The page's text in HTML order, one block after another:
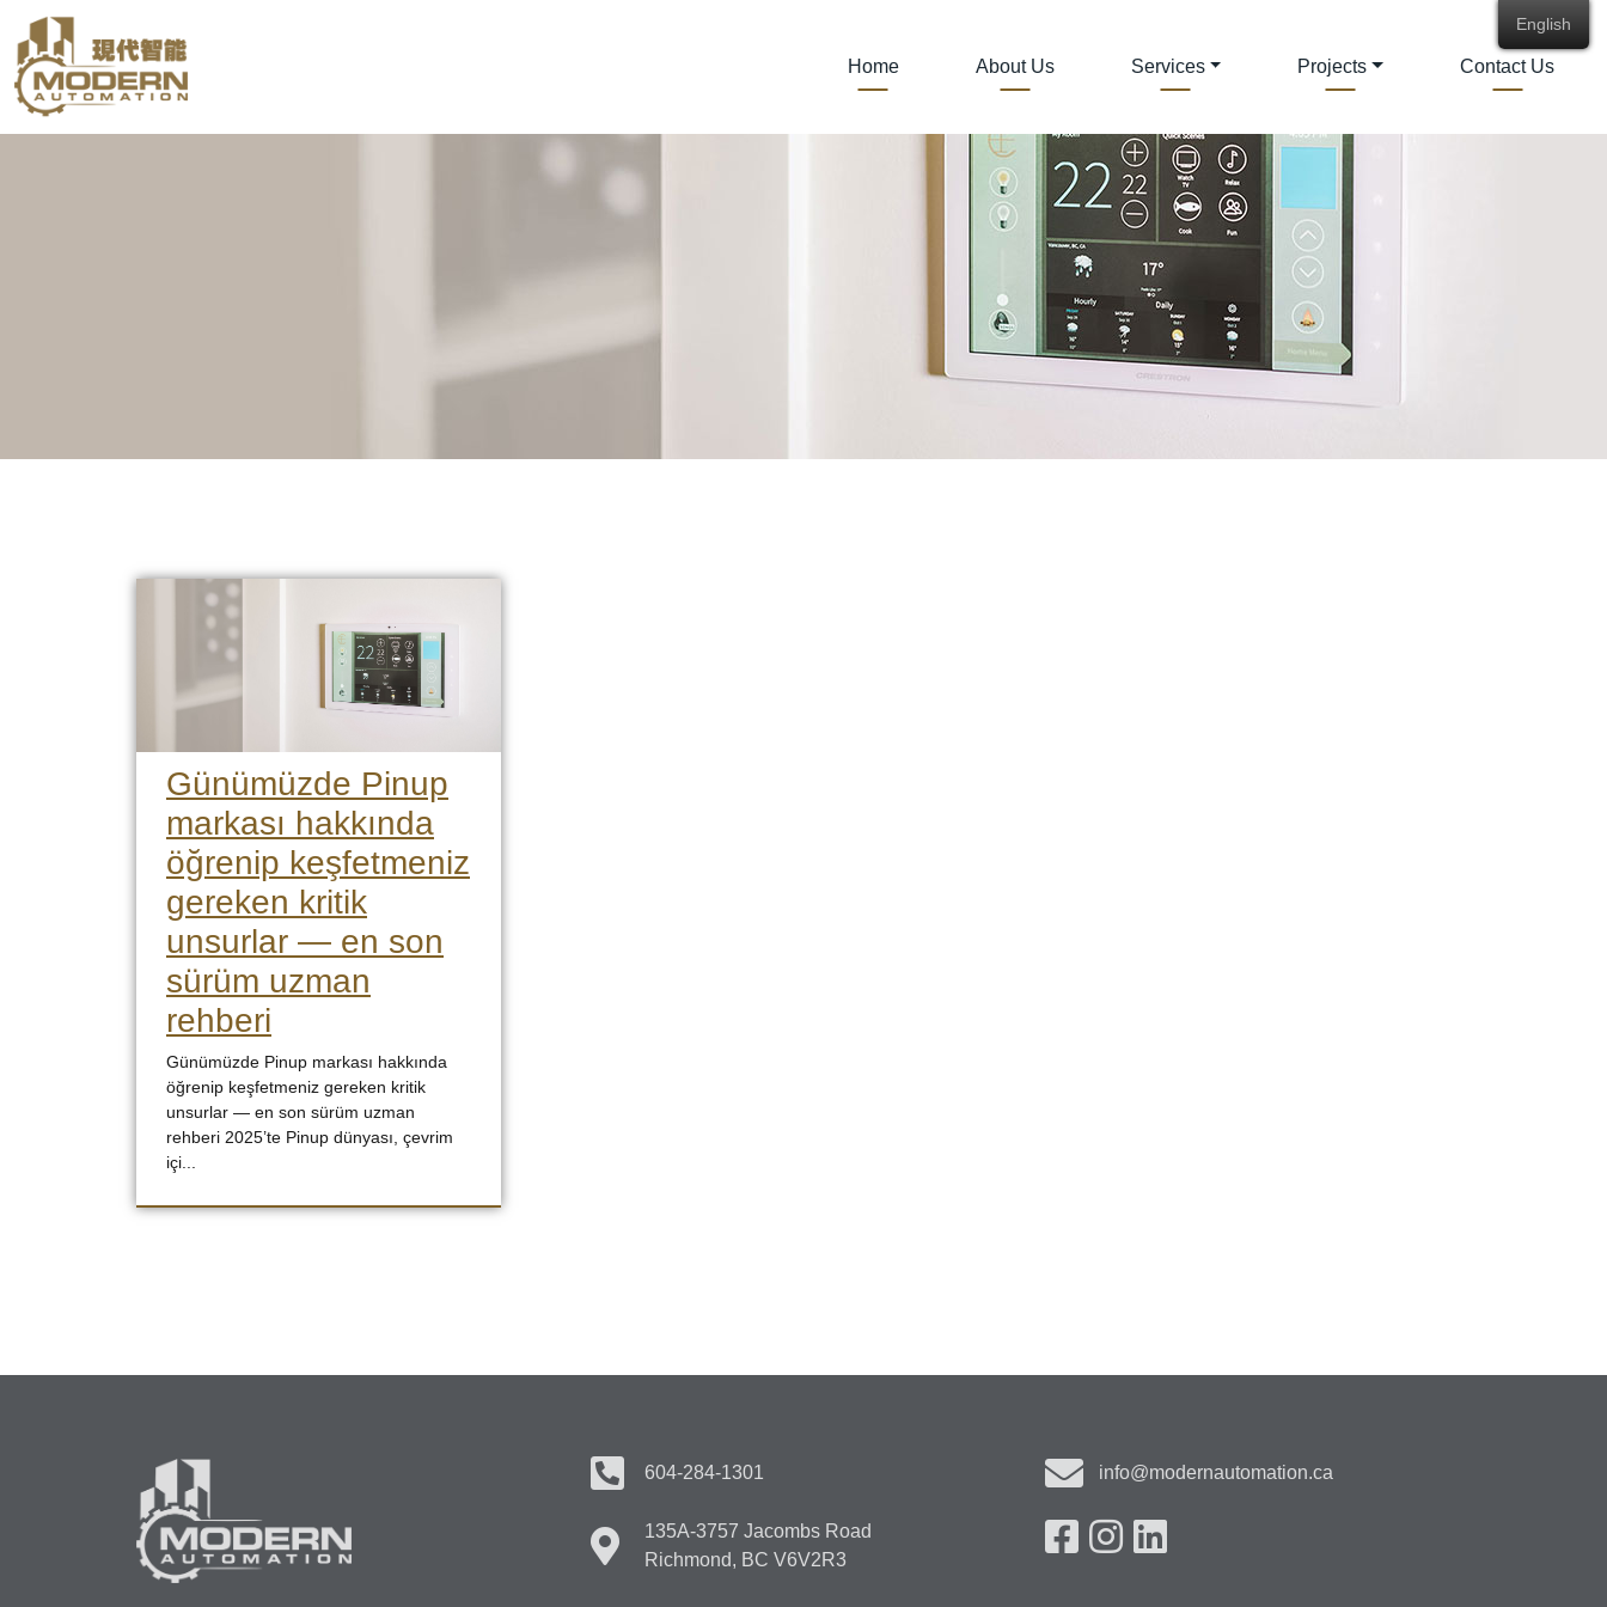
Home About Us Services Projects Contact Us
Günümüzde Pinup
markası hakkında
öğrenip keşfetmeniz
gereken kritik
unsurlar — en son
sürüm uzman
rehberi
Günümüzde Pinup markası hakkında
öğrenip keşfetmeniz gereken kritik
unsurlar — en son sürüm uzman
rehberi 2025’te Pinup dünyası, çevrim
içi...
604-284-1301
135A-3757 Jacombs Road
Richmond, BC V6V2R3
info@modernautomation.ca
English